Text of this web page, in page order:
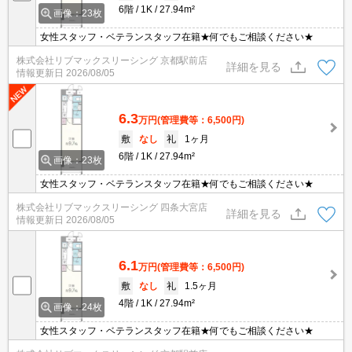
画像：23枚
6階
1K 27.94m²
女性スタッフ・ベテランスタッフ在籍★何でもご相談ください★
株式会社リブマックスリーシング 京都駅前店
情報更新日 2026/08/05
詳細を見る
画像：23枚
6.3万円(管理費等：6,500円)
敷
なし 礼
1ヶ月
6階
1K 27.94m²
女性スタッフ・ベテランスタッフ在籍★何でもご相談ください★
株式会社リブマックスリーシング 四条大宮店
情報更新日 2026/08/05
詳細を見る
画像：24枚
6.1万円(管理費等：6,500円)
敷
なし 礼
1.5ヶ月
4階
1K 27.94m²
女性スタッフ・ベテランスタッフ在籍★何でもご相談ください★